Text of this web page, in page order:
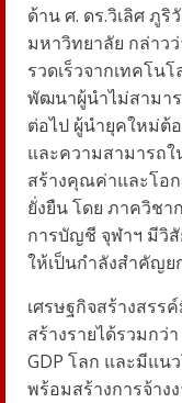
ด้าน ศ. ดร.วิเลิศ ภู
มหาวิทยาลัย กล่าว
รวดเร็วจากเทคโนโ
พัฒนาผู้นำไม่สามา
ต่อไป ผู้นำยุคใหม่ต้
และความสามารถ
สร้างคุณค่าและโอ
ยั่งยืน โดย ภาควิช
การบัญชี จุฬาฯ มีวิ
ให้เป็นกำลังสำคัญ
เศรษฐกิจสร้างสร
สร้างรายได้รวมกว่
GDP โลก และมีแน
พร้อมสร้างการจ้าง